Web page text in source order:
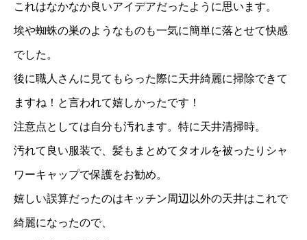
これはなかなか良いアイデアだったように思います。
埃や蜘蛛の巣のようなものも一気に簡単に落とせて快感
でした。
後に職人さんに見てもらった際に天井綺麗に掃除できて
ますね！と言われて嬉しかったです！
注意点としては自分も汚れます。特に天井清掃時。
汚れて良い服装で、髪もまとめてタオルを被ったりシャ
ワーキャップで保護をお勧め。
嬉しい誤算だったのはキッチン周辺以外の天井はこれで
綺麗になったので、